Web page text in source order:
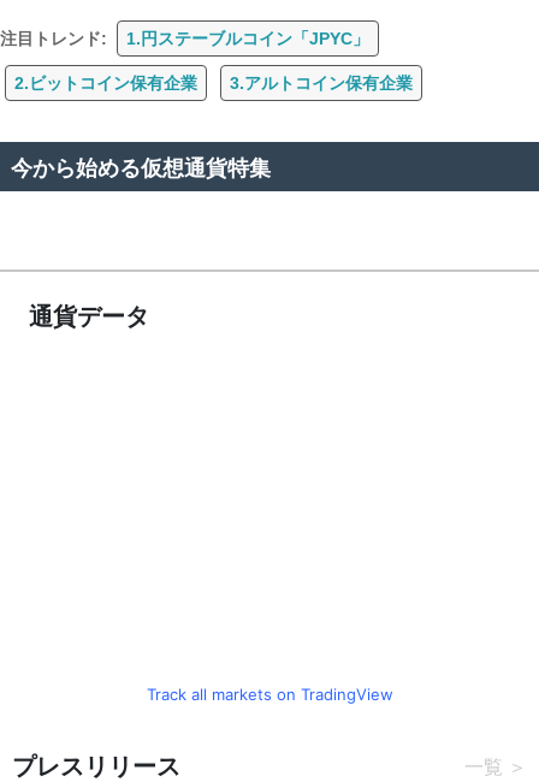
注目トレンド: 1.円ステーブルコイン「JPYC」
2.ビットコイン保有企業 3.アルトコイン保有企業
今から始める仮想通貨特集
通貨データ
Track all markets on TradingView
プレスリリース 一覧